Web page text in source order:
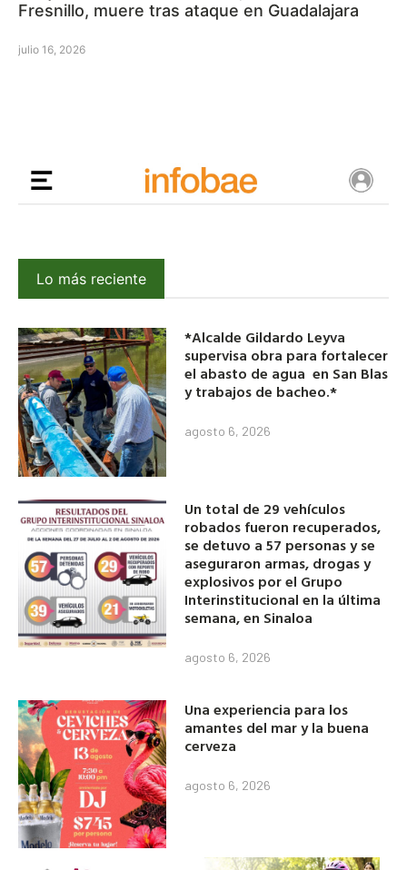
Fresnillo, muere tras ataque en Guadalajara
julio 16, 2026
Lo más reciente
*Alcalde Gildardo Leyva
supervisa obra para fortalecer
el abasto de agua en San Blas
y trabajos de bacheo.*
agosto 6, 2026
Un total de 29 vehículos
robados fueron recuperados,
se detuvo a 57 personas y se
aseguraron armas, drogas y
explosivos por el Grupo
Interinstitucional en la última
semana, en Sinaloa
agosto 6, 2026
Una experiencia para los
amantes del mar y la buena
cerveza
agosto 6, 2026